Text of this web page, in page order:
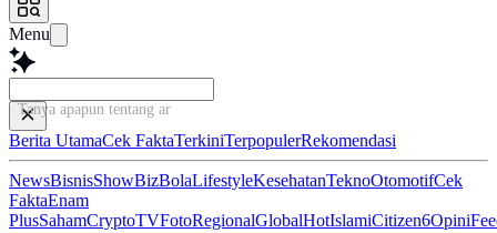
Menu
Tanya apapun tentang artikel in
Berita UtamaCek FaktaTerkiniTerpopulerRekomendasi
NewsBisnisShowBizBolaLifestyleKesehatanTeknoOtomotifCek
FaktaEnam
PlusSahamCryptoTVFotoRegionalGlobalHotIslamiCitizen6Opini